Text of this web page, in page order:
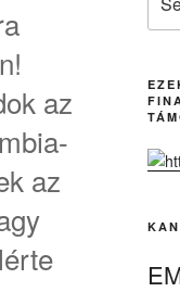
az
az
for: